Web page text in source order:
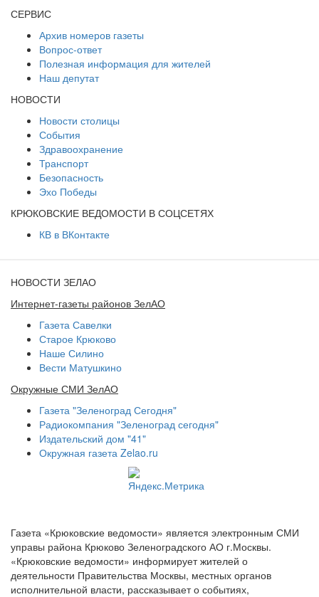
СЕРВИС
Архив номеров газеты
Вопрос-ответ
Полезная информация для жителей
Наш депутат
НОВОСТИ
Новости столицы
События
Здравоохранение
Транспорт
Безопасность
Эхо Победы
КРЮКОВСКИЕ ВЕДОМОСТИ В СОЦСЕТЯХ
КВ в ВКонтакте
НОВОСТИ ЗЕЛАО
Интернет-газеты районов ЗелАО
Газета Савелки
Старое Крюково
Наше Силино
Вести Матушкино
Окружные СМИ ЗелАО
Газета "Зеленоград Сегодня"
Радиокомпания "Зеленоград сегодня"
Издательский дом "41"
Окружная газета Zelao.ru
Газета «Крюковские ведомости» является электронным СМИ
управы района Крюково Зеленоградского АО г.Москвы.
«Крюковские ведомости» информирует жителей о
деятельности Правительства Москвы, местных органов
исполнительной власти, рассказывает о событиях,